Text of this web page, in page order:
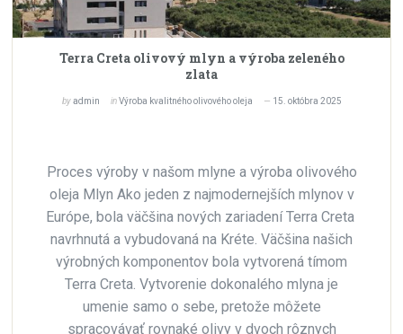
Terra Creta olivový mlyn a výroba zeleného
zlata
byadmin inVýroba kvalitného olivového oleja 15. októbra 2025
Proces výroby v našom mlyne a výroba olivového
oleja Mlyn Ako jeden z najmodernejších mlynov v
Európe, bola väčšina nových zariadení Terra Creta
navrhnutá a vybudovaná na Kréte. Väčšina našich
výrobných komponentov bola vytvorená tímom
Terra Creta. Vytvorenie dokonalého mlyna je
umenie samo o sebe, pretože môžete
spracovávať rovnaké olivy v dvoch rôznych